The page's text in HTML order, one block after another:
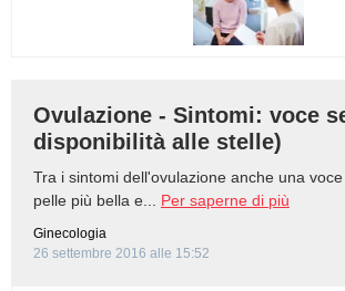
Ovulazione - Sintomi: voce
disponibilità alle stelle)
Tra i sintomi dell'ovulazione anche una
pelle più bella e... Per saperne di più
Ginecologia
26 settembre 2016 alle 15:52